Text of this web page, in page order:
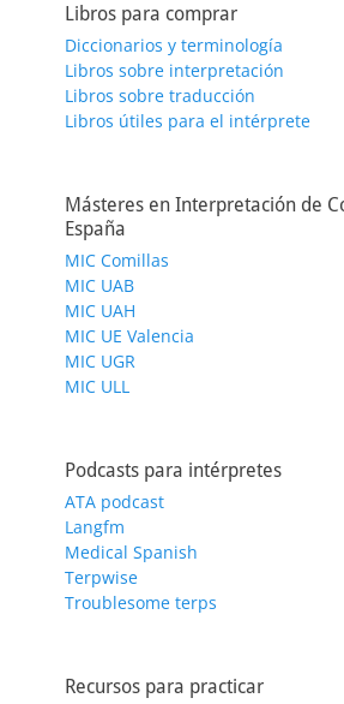
Libros para comprar
Diccionarios y terminología
Libros sobre interpretación
Libros sobre traducción
Libros útiles para el intérprete
Másteres en Interpretación de
España
MIC Comillas
MIC UAB
MIC UAH
MIC UE Valencia
MIC UGR
MIC ULL
Podcasts para intérpretes
ATA podcast
Langfm
Medical Spanish
Terpwise
Troublesome terps
Recursos para practicar